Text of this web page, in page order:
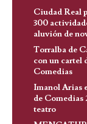
Ciudad Real
300
aluvión de
Torralba de
con un cartel
Comedias
Imanol Arias
de Comedias
teatro